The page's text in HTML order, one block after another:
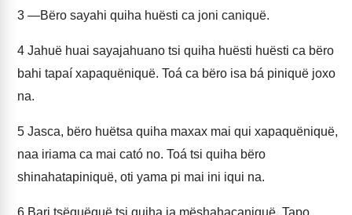
3 —Bëro sayahi quiha huësti ca joni caniquë.
4 Jahuë huai sayajahuano tsi quiha huësti huësti ca bëro
bahi tapaí xapaquëniquë. Toá ca bëro isa bá piniquë joxo
na.
5 Jasca, bëro huëtsa quiha maxax mai qui xapaquëniquë,
naa iriama ca mai cató no. Toá tsi quiha bëro
shinahatapiniquë, oti yama pi mai ini iqui na.
6 Bari tsëquëquë tsi quiha ja mëshahacaniquë. Tapo